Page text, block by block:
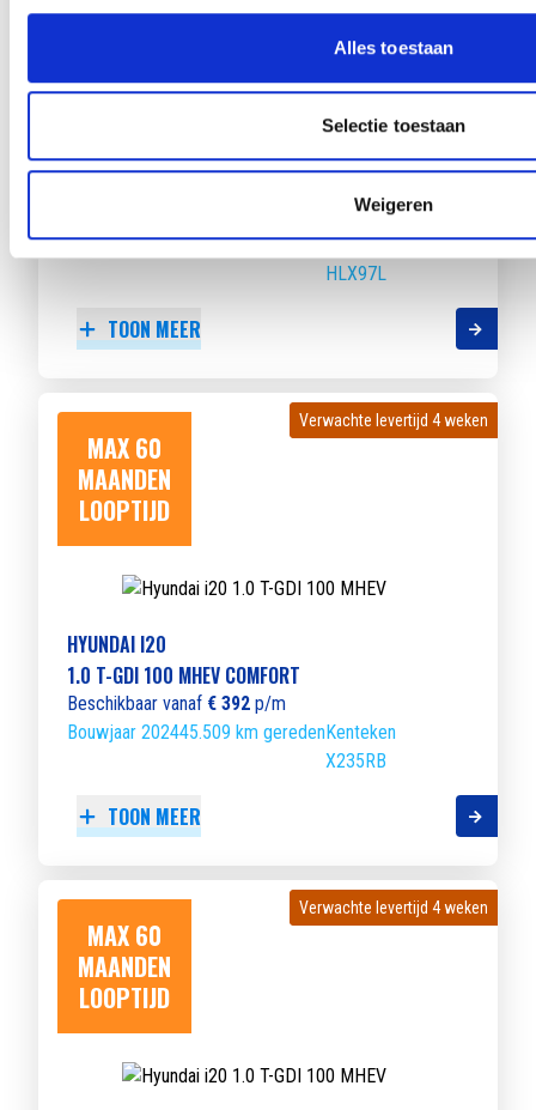
Alles toestaan
Selectie toestaan
Weigeren
LOOPTIJD
HYUNDAI I20
Bouwjaar 202527.593 km geredenKenteken
HLX97L
TOON MEER
MAX 60
MAANDEN
LOOPTIJD
Verwachte levertijd 4 weken
Verwachte levertijd 4 weken
HYUNDAI I20
1.0 T-GDI 100 MHEV COMFORT
Beschikbaar vanaf € 392 p/m
Bouwjaar 202445.509 km geredenKenteken
X235RB
TOON MEER
MAX 60
MAANDEN
LOOPTIJD
Verwachte levertijd 4 weken
Verwachte levertijd 4 weken